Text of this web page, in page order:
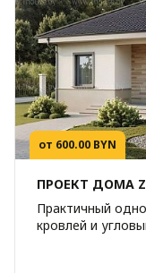
от 600.00 BYN
ПРОЕКТ ДОМА
Практичный
кровлей и